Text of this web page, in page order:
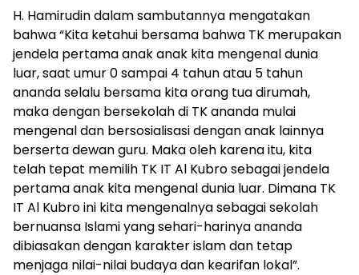
H. Hamirudin dalam sambutannya mengatakan
bahwa “Kita ketahui bersama bahwa TK merupakan
jendela pertama anak anak kita mengenal dunia
luar, saat umur 0 sampai 4 tahun atau 5 tahun
ananda selalu bersama kita orang tua dirumah,
maka dengan bersekolah di TK ananda mulai
mengenal dan bersosialisasi dengan anak lainnya
berserta dewan guru. Maka oleh karena itu, kita
telah tepat memilih TK IT Al Kubro sebagai jendela
pertama anak kita mengenal dunia luar. Dimana TK
IT Al Kubro ini kita mengenalnya sebagai sekolah
bernuansa Islami yang sehari-harinya ananda
dibiasakan dengan karakter islam dan tetap
menjaga nilai-nilai budaya dan kearifan lokal”.